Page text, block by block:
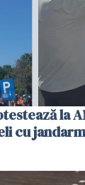
la
cu